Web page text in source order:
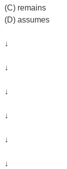
(C) remains
(D) assumes
↓
↓
↓
↓
↓
↓